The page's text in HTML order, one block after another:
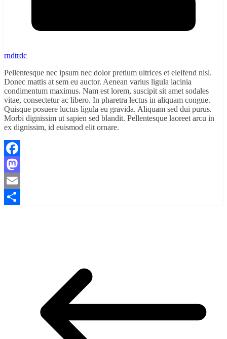
rndtrdc
Pellentesque nec ipsum nec dolor pretium ultrices et eleifend nisl.
Donec mattis at sem eu auctor. Aenean varius ligula lacinia
condimentum maximus. Nam est lorem, suscipit sit amet sodales
vitae, consectetur ac libero. In pharetra lectus in aliquam congue.
Quisque posuere luctus ligula eu gravida. Aliquam sed dui purus.
Morbi dignissim ut sapien sed blandit. Pellentesque laoreet arcu in
ex dignissim, id euismod elit ornare.
Facebook
Mastodon
Email